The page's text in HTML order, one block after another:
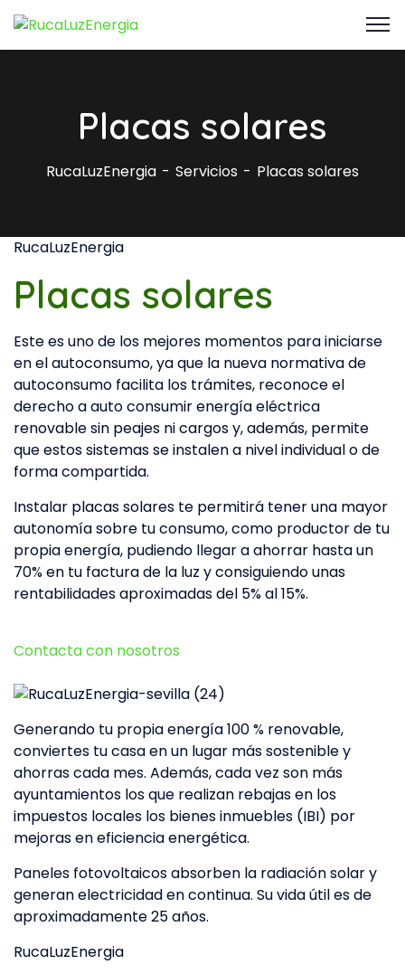
Placas solares
RucaLuzEnergia Servicios Placas solares
RucaLuzEnergia
Placas solares
Este es uno de los mejores momentos para iniciarse
en el autoconsumo, ya que la nueva normativa de
autoconsumo facilita los trámites, reconoce el
derecho a auto consumir energía eléctrica
renovable sin peajes ni cargos y, además, permite
que estos sistemas se instalen a nivel individual o de
forma compartida.
Instalar placas solares te permitirá tener una mayor
autonomía sobre tu consumo, como productor de tu
propia energía, pudiendo llegar a ahorrar hasta un
70% en tu factura de la luz y consiguiendo unas
rentabilidades aproximadas del 5% al 15%.
Contacta con nosotros
Generando tu propia energía 100 % renovable,
conviertes tu casa en un lugar más sostenible y
ahorras cada mes. Además, cada vez son más
ayuntamientos los que realizan rebajas en los
impuestos locales los bienes inmuebles (IBI) por
mejoras en eficiencia energética.
Paneles fotovoltaicos absorben la radiación solar y
generan electricidad en continua. Su vida útil es de
aproximadamente 25 años.
RucaLuzEnergia